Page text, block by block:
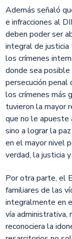
Además señaló
e infracciones al
deben poder ser
integral de justicia
los crímenes
donde sea
persecución
los crímenes más
tuvieron la mayor
que no le apueste
sino a lograr la
en el mayor nivel
verdad, la justicia
Por otra parte, el
familiares de las
integralmente en
vía administrativa,
reconociera la